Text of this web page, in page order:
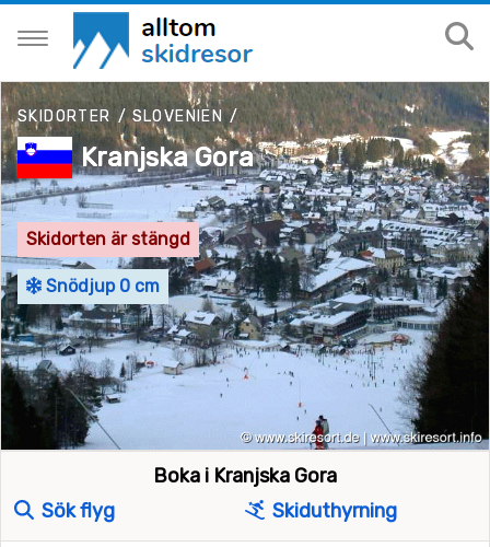
SKIDORTER /SLOVENIEN/
Kranjska Gora
Skidorten är stängd
Snödjup 0 cm
Boka i Kranjska Gora
Sök flyg
Skiduthyrning